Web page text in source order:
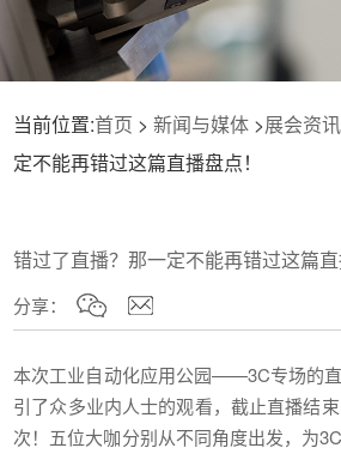
当前位置:首页 >新闻与媒体 >展会资讯
定不能再错过这篇直播盘点！
错过了直播？那一定不能再错过这篇直
分享：
本次工业自动化应用公园——3C专场的
引了众多业内人士的观看，截止直播结
次！五位大咖分别从不同角度出发，为